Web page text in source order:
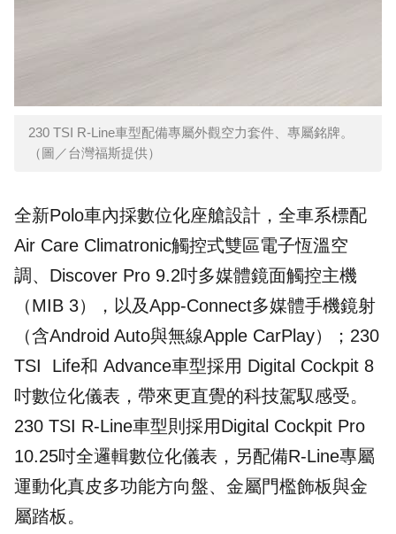
230 TSI R-Line車型配備專屬外觀空力套件、專屬銘牌。
（圖／台灣福斯提供）
全新Polo車內採數位化座艙設計，全車系標配
Air Care Climatronic觸控式雙區電子恆溫空
調、Discover Pro 9.2吋多媒體鏡面觸控主機
（MIB 3），以及App-Connect多媒體手機鏡射
（含Android Auto與無線Apple CarPlay）；230
TSI Life和 Advance車型採用 Digital Cockpit 8
吋數位化儀表，帶來更直覺的科技駕馭感受。
230 TSI R-Line車型則採用Digital Cockpit Pro
10.25吋全邏輯數位化儀表，另配備R-Line專屬
運動化真皮多功能方向盤、金屬門檻飾板與金
屬踏板。